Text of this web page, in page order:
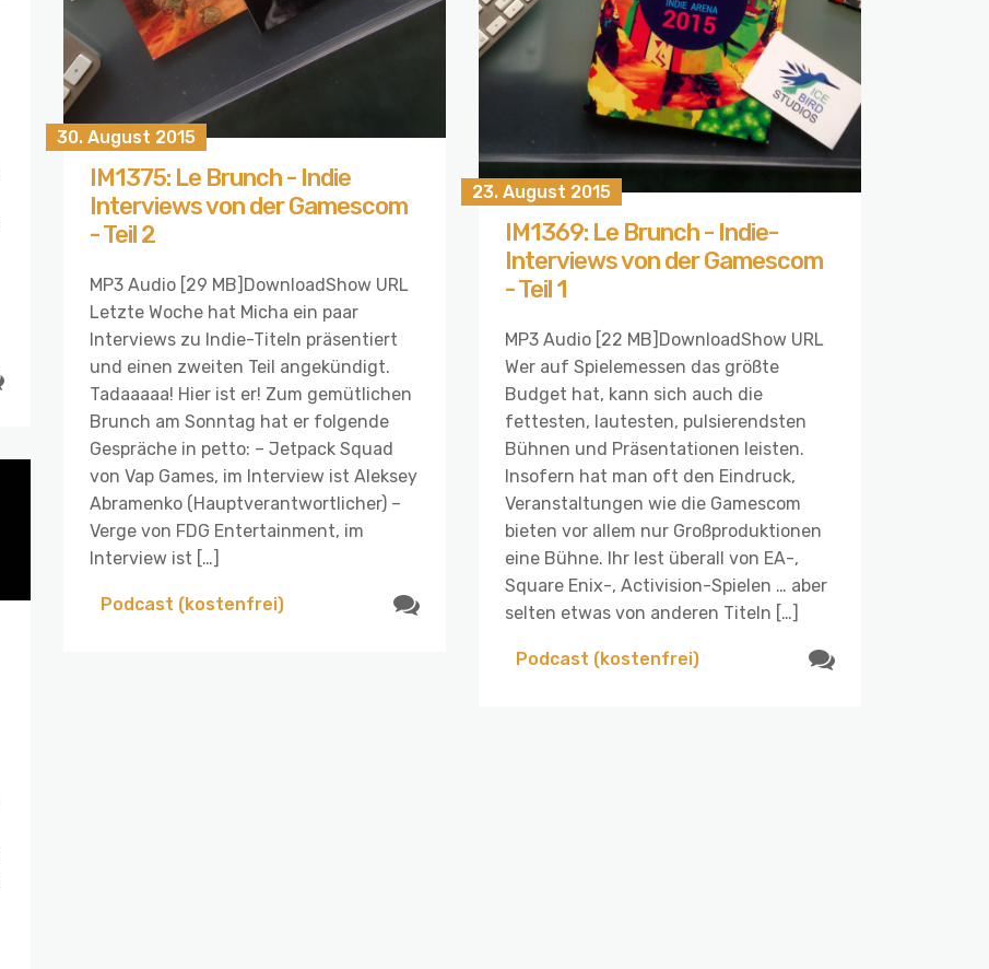
30. August 2015
IM1375: Le Brunch - Indie
Interviews von der Gamescom
- Teil 2
MP3 Audio [29 MB]DownloadShow URL
Letzte Woche hat Micha ein paar
Interviews zu Indie-Titeln präsentiert
und einen zweiten Teil angekündigt.
Tadaaaaa! Hier ist er! Zum gemütlichen
Brunch am Sonntag hat er folgende
Gespräche in petto: – Jetpack Squad
von Vap Games, im Interview ist Aleksey
Abramenko (Hauptverantwortlicher) –
Verge von FDG Entertainment, im
Interview ist […]
Podcast (kostenfrei)
23. August 2015
IM1369: Le Brunch - Indie-
Interviews von der Gamescom
- Teil 1
MP3 Audio [22 MB]DownloadShow URL
Wer auf Spielemessen das größte
Budget hat, kann sich auch die
fettesten, lautesten, pulsierendsten
Bühnen und Präsentationen leisten.
Insofern hat man oft den Eindruck,
Veranstaltungen wie die Gamescom
bieten vor allem nur Großproduktionen
eine Bühne. Ihr lest überall von EA-,
Square Enix-, Activision-Spielen … aber
selten etwas von anderen Titeln […]
Podcast (kostenfrei)